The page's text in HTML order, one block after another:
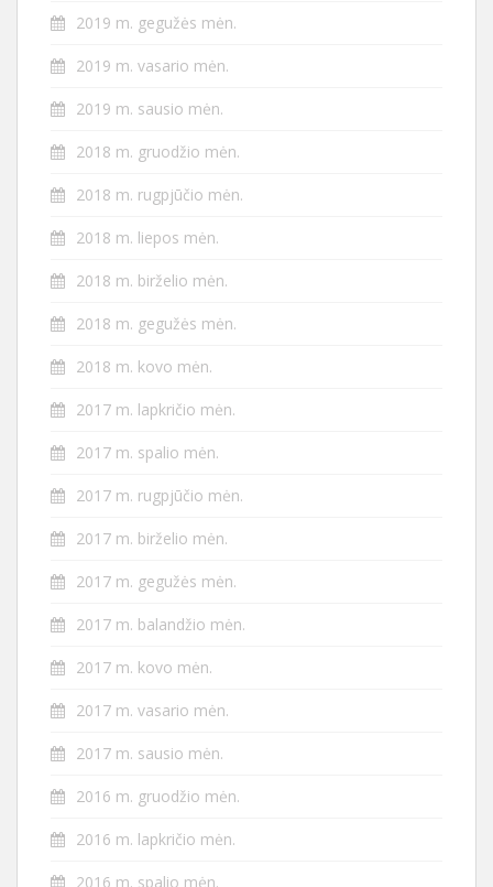
2019 m. gegužės mėn.
2019 m. vasario mėn.
2019 m. sausio mėn.
2018 m. gruodžio mėn.
2018 m. rugpjūčio mėn.
2018 m. liepos mėn.
2018 m. birželio mėn.
2018 m. gegužės mėn.
2018 m. kovo mėn.
2017 m. lapkričio mėn.
2017 m. spalio mėn.
2017 m. rugpjūčio mėn.
2017 m. birželio mėn.
2017 m. gegužės mėn.
2017 m. balandžio mėn.
2017 m. kovo mėn.
2017 m. vasario mėn.
2017 m. sausio mėn.
2016 m. gruodžio mėn.
2016 m. lapkričio mėn.
2016 m. spalio mėn.